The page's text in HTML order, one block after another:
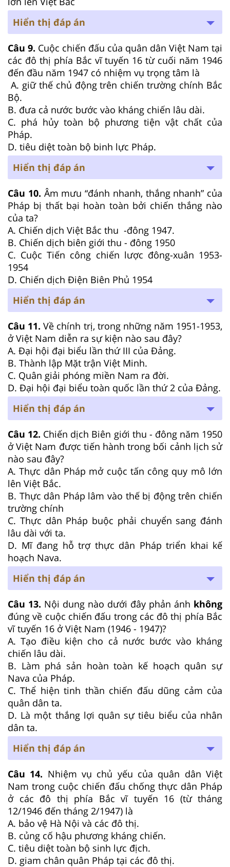
Hiển thị đáp án
Câu 9. Cuộc chiến đấu của quân dân Việt Nam tại
các đô thị phía Bắc vĩ tuyến 16 từ cuối năm 1946
đến đầu năm 1947 có nhiệm vụ trọng tâm là
A. giữ thế chủ động trên chiến trường chính Bắc
Bộ.
B. đưa cả nước bước vào kháng chiến lâu dài.
C. phá hủy toàn bộ phương tiện vật chất của
Pháp.
D. tiêu diệt toàn bộ binh lực Pháp.
Hiển thị đáp án
Câu 10. Âm mư­u “đánh nhanh, thắng nhanh” của
Pháp bị thất bại hoàn toàn bởi chiến thắng nào
của ta?
A. Chiến dịch Việt Bắc thu -đông 1947.
B. Chiến dịch biên giới thu - đông 1950
C. Cuộc Tiến công chiến lược đông-xuân 1953-
1954
D. Chiến dịch Điện Biên Phủ 1954
Hiển thị đáp án
Câu 11.Về chính trị, trong những năm 1951-1953,
ở Việt Nam diễn ra sự kiện nào sau đây?
A. Đại hội đại biểu lần thứ III của Đảng.
B. Thành lập Mặt trận Việt Minh.
C. Quân giải phóng miền Nam ra đời.
D. Đại hội đại biểu toàn quốc lần thứ 2 của Đảng.
Hiển thị đáp án
Câu 12. Chiến dịch Biên giới thu - đông năm 1950
ở Việt Nam được tiến hành trong bối cảnh lịch sử
nào sau đây?
A. Thực dân Pháp mở cuộc tấn công quy mô lớn
lên Việt Bắc.
B. Thực dân Pháp lâm vào thế bị động trên chiến
trường chính
C. Thực dân Pháp buộc phải chuyển sang đánh
lâu dài với ta.
D. Mĩ đang hỗ trợ thực dân Pháp triển khai kế
hoạch Nava.
Hiển thị đáp án
Câu 13. Nội dung nào dưới đây phản ánh không
đúng về cuộc chiến đấu trong các đô thị phía Bắc
vĩ tuyến 16 ở Việt Nam (1946 - 1947)?
A. Tạo điều kiện cho cả nước bước vào kháng
chiến lâu dài.
B. Làm phá sản hoàn toàn kế hoạch quân sự
Nava của Pháp.
C. Thể hiện tinh thần chiến đấu dũng cảm của
quân dân ta.
D. Là một thắng lợi quân sự tiêu biểu của nhân
dân ta.
Hiển thị đáp án
Câu 14. Nhiệm vụ chủ yếu của quân dân Việt
Nam trong cuộc chiến đấu chống thực dân Pháp
ở các đô thị phía Bắc vĩ tuyến 16 (từ tháng
12/1946 đến tháng 2/1947) là
A. bảo vệ Hà Nội và các đô thị.
B. củng cố hậu phương kháng chiến.
C. tiêu diệt toàn bộ sinh lực địch.
D. giam chân quân Pháp tại các đô thị.